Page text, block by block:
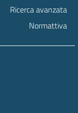
Ricerca avanzata
Normattiva